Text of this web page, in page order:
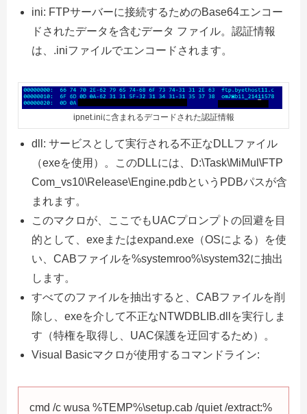
ini: FTPサーバーに接続するためのBase64エンコー
ドされたデータを含むデータ ファイル。認証情報
は、.iniファイルでエンコードされます。
ipnet.iniに含まれるデコードされた認証情報
dll: サービスとして実行される不正なDLLファイル
（exeを使用）。このDLLには、D:\Task\MiMul\FTP
Com_vs10\Release\Engine.pdbというPDBパスが含
まれます。
このマクロが、ここでもUACプロンプトの回避を目
的として、exeまたはexpand.exe（OSによる）を使
い、CABファイルを%systemroo%\system32に抽出
します。
すべてのファイルを抽出すると、CABファイルを削
除し、exeを介して不正なNTWDBLIB.dllを実行しま
す（特権を取得し、UAC保護を迂回するため）。
Visual Basicマクロが使用するコマンドライン:
cmd /c wusa %TEMP%\setup.cab /quiet /extract:%